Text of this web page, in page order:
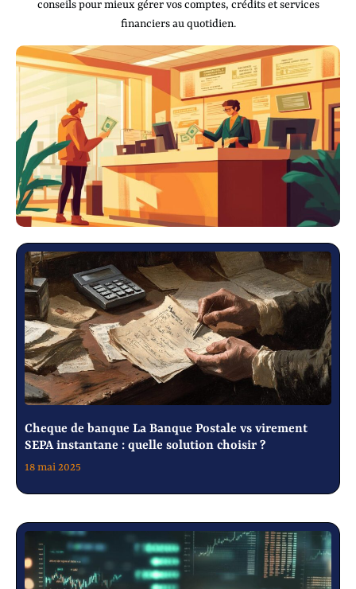
conseils pour mieux gérer vos comptes, crédits et services
financiers au quotidien.
Cheque de banque La Banque Postale vs virement
SEPA instantane : quelle solution choisir ?
18 mai 2025